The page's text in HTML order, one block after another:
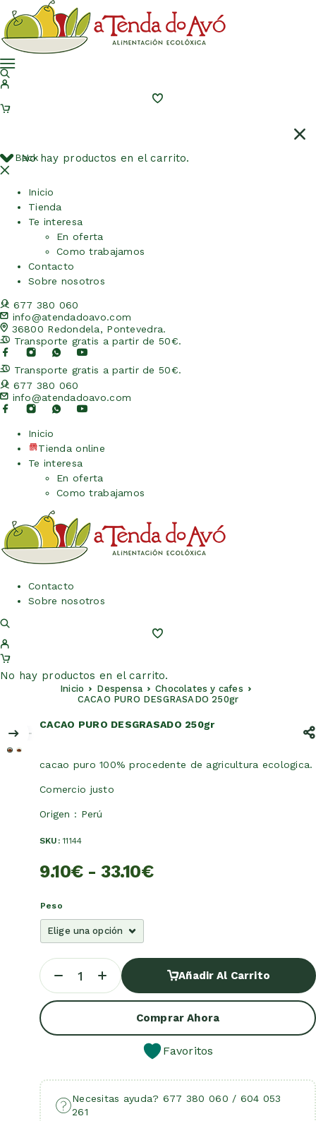
No hay productos en el carrito.
Back
Inicio
Tienda
Te interesa
En oferta
Como trabajamos
Contacto
Sobre nosotros
677 380 060
info@atendadoavo.com
36800 Redondela, Pontevedra.
Transporte gratis a partir de 50€.
Transporte gratis a partir de 50€.
677 380 060
info@atendadoavo.com
Inicio
Tienda online
Te interesa
En oferta
Como trabajamos
Contacto
Sobre nosotros
No hay productos en el carrito.
Inicio Despensa
Chocolates y cafes
CACAO PURO DESGRASADO 250gr
CACAO PURO DESGRASADO 250gr
cacao puro 100% procedente de agricultura ecologica.
Comercio justo
Origen : Perú
SKU:11144
9.10€ - 33.10€
Peso
Añadir Al Carrito
Comprar Ahora
Favoritos
Necesitas ayuda? 677 380 060 / 604 053
261